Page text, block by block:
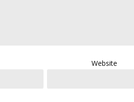
Website